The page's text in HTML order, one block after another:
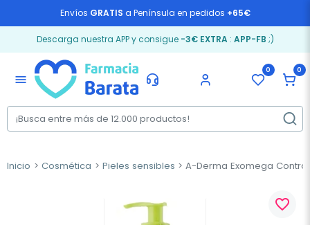
Envíos GRATIS a Península en pedidos +65€
Descarga nuestra APP y consigue -3€ EXTRA: APP-FB ;)
menu
0 0
Inicio Cosmética Pieles sensibles A-Derma Exomega
favorite_border